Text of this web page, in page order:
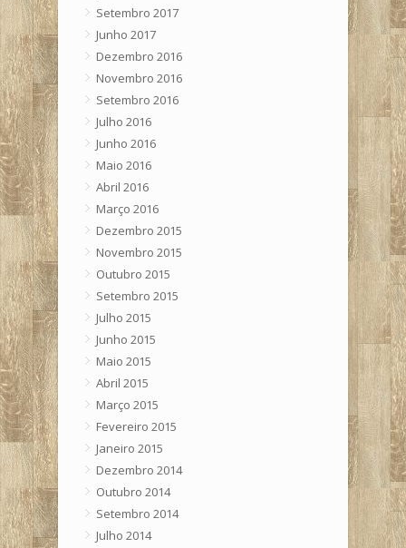
Setembro 2017
Junho 2017
Dezembro 2016
Novembro 2016
Setembro 2016
Julho 2016
Junho 2016
Maio 2016
Abril 2016
Março 2016
Dezembro 2015
Novembro 2015
Outubro 2015
Setembro 2015
Julho 2015
Junho 2015
Maio 2015
Abril 2015
Março 2015
Fevereiro 2015
Janeiro 2015
Dezembro 2014
Outubro 2014
Setembro 2014
Julho 2014